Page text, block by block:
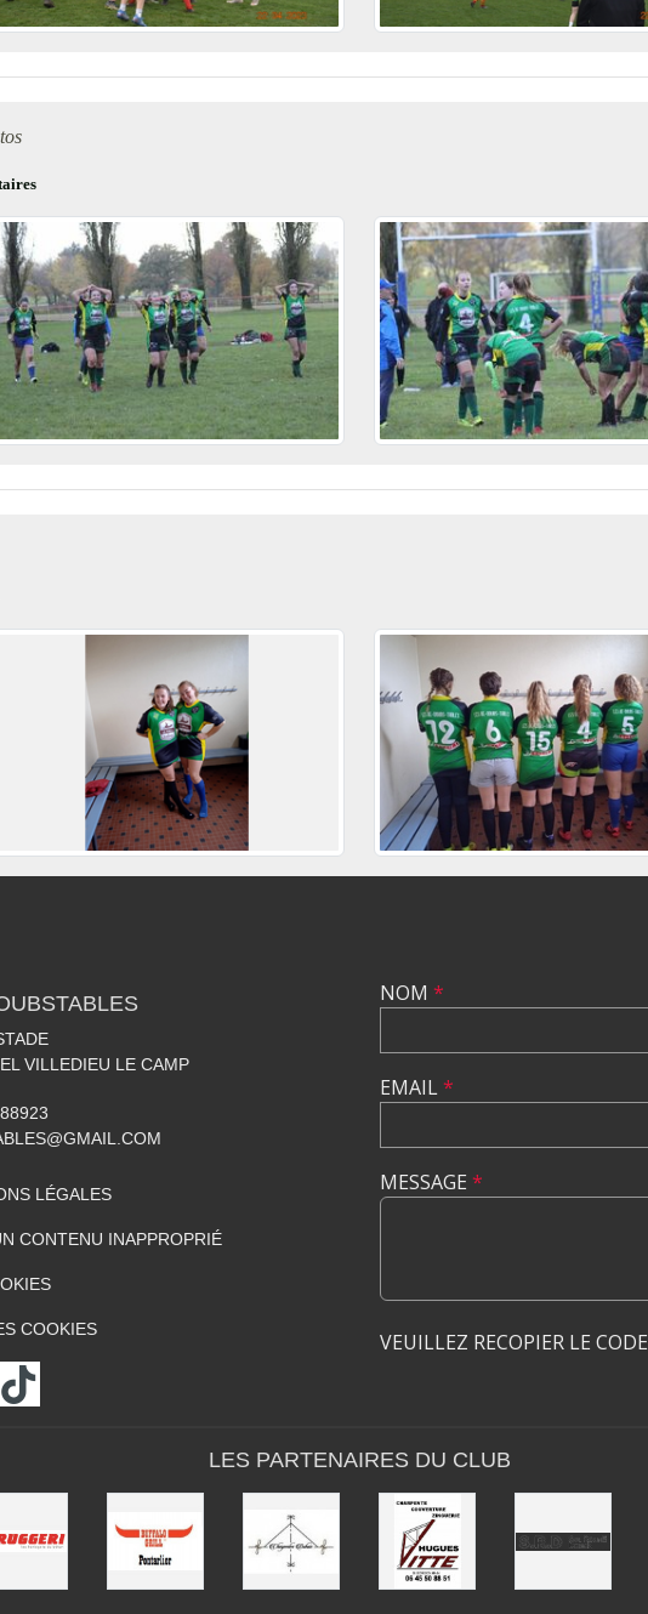
VILLEDIEU LE CAMP
LÉGALES
CONTENU INAPPROPRIÉ
COOKIES
NOM *
EMAIL*
MESSAGE *
VEUILLEZ RECOPIER LE CODE
LES PARTENAIRES DU CLUB